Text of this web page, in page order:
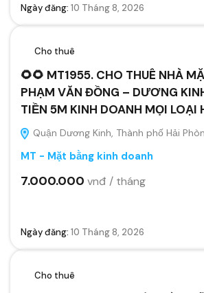
Ngày đăng: 10 Tháng 8, 2026
Cho thuê
🌻🌻 MT1955. CHO THUÊ NHÀ
PHẠM VĂN ĐỒNG – DƯƠNG
TIỀN 5M KINH DOANH MỌI LOẠI
Quận Dương Kinh, Thành phố Hải
MT - Mặt bằng kinh doanh
7.000.000 vnđ / tháng
Ngày đăng: 10 Tháng 8, 2026
Cho thuê